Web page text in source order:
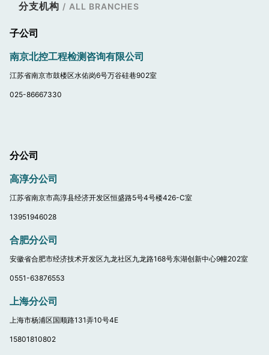
分支机构 / ALL BRANCHES
子公司
南京北控工程检测咨询有限公司
江苏省南京市鼓楼区水佑岗6号万谷硅巷902室
025-86667330
分公司
高淳分公司
江苏省南京市高淳县经济开发区恒盛路5号4号楼426-C室
13951946028
合肥分公司
安徽省合肥市经济技术开发区九龙社区九龙路168号东湖创新中心9幢202室
0551-63876553
上海分公司
上海市杨浦区国顺路131弄10号4E
15801810802